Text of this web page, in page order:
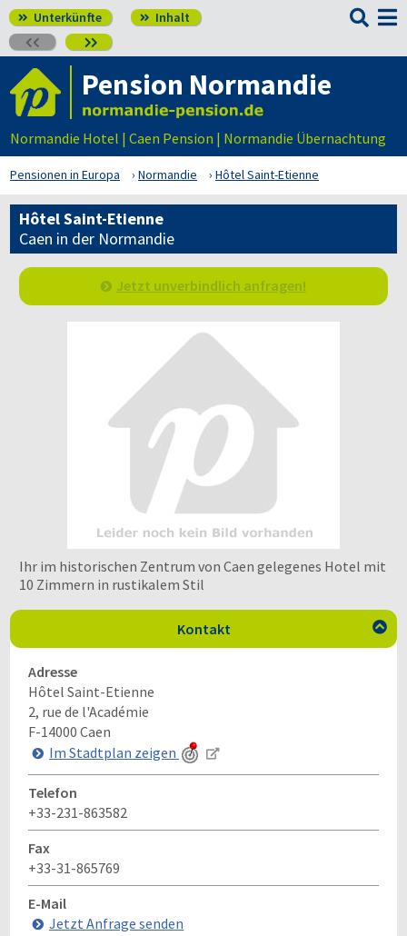
 Unterkünfte  Inhalt
 

Pension Normandie
Normandie Hotel | Caen Pension | Normandie Übernachtung
Pensionen in Europa Normandie Hôtel Saint-Etienne
Hôtel Saint-Etienne
Caen in der Normandie
Jetzt unverbindlich anfragen!
Ihr im historischen Zentrum von Caen gelegenes Hotel mit
10 Zimmern in rustikalem Stil
Kontakt 
Adresse
Hôtel Saint-Etienne
2, rue de l'Académie
F-14000 Caen
Im Stadtplan zeigen
Telefon
+33-231-863582
Fax
+33-31-865769
E-Mail
Jetzt Anfrage senden